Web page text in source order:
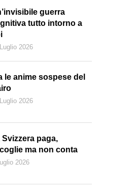
due dei tre fondatori di Galaxus (Dan
guerra
tutto intorno a
2026
le anime sospese del
2026
Svizzera paga,
ma non conta
2026